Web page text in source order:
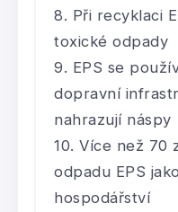
Při recyklaci
toxické odpady
EPS se
dopravní
nahrazují náspy
Více než 70
odpadu EPS
hospodářství